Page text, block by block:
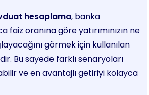
hesaplama, banka
faiz oranına göre yatırımınızın ne
görmek için kullanılan
Bu sayede farklı senaryoları
ve en avantajlı getiriyi kolayca